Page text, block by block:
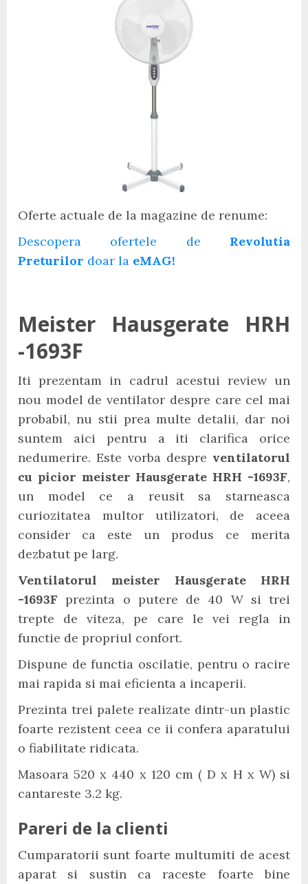
Oferte actuale de la magazine de renume:
Descopera ofertele de Revolutia
Preturilor doar la eMAG!
Meister Hausgerate HRH
-1693F
Iti prezentam in cadrul acestui review un
nou model de ventilator despre care cel mai
probabil, nu stii prea multe detalii, dar noi
suntem aici pentru a iti clarifica orice
nedumerire. Este vorba despre ventilatorul
cu picior meister Hausgerate HRH -1693F,
un model ce a reusit sa starneasca
curiozitatea multor utilizatori, de aceea
consider ca este un produs ce merita
dezbatut pe larg.
Ventilatorul meister Hausgerate HRH
-1693Fprezinta o putere de 40 W si trei
trepte de viteza, pe care le vei regla in
functie de propriul confort.
Dispune de functia oscilatie, pentru o racire
mai rapida si mai eficienta a incaperii.
Prezinta trei palete realizate dintr-un plastic
foarte rezistent ceea ce ii confera aparatului
o fiabilitate ridicata.
Masoara 520 x 440 x 120 cm ( D x H x W) si
cantareste 3.2 kg.
Pareri de la clienti
Cumparatorii sunt foarte multumiti de acest
aparat si sustin ca raceste foarte bine